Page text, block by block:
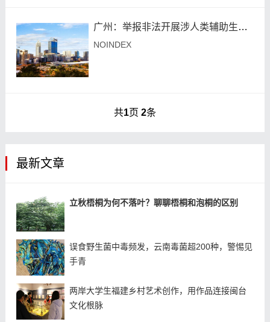
来，...
广州：举报非法开展涉人类辅助生殖技术违法违规行为
NOINDEX
共1页 2条
最新文章
立秋梧桐为何不落叶？聊聊梧桐和泡桐的区别
误食野生菌中毒频发，云南毒菌超200种，警惕见
手青
两岸大学生福建乡村艺术创作，用作品连接闽台
文化根脉